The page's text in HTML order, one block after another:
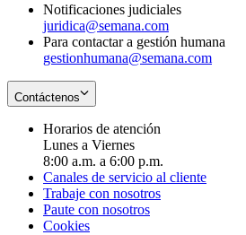
Notificaciones judiciales
juridica@semana.com
Para contactar a gestión humana
gestionhumana@semana.com
Contáctenos
Horarios de atención
Lunes a Viernes
8:00 a.m. a 6:00 p.m.
Canales de servicio al cliente
Trabaje con nosotros
Paute con nosotros
Cookies